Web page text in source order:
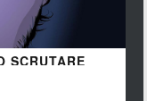
SCRUTARE